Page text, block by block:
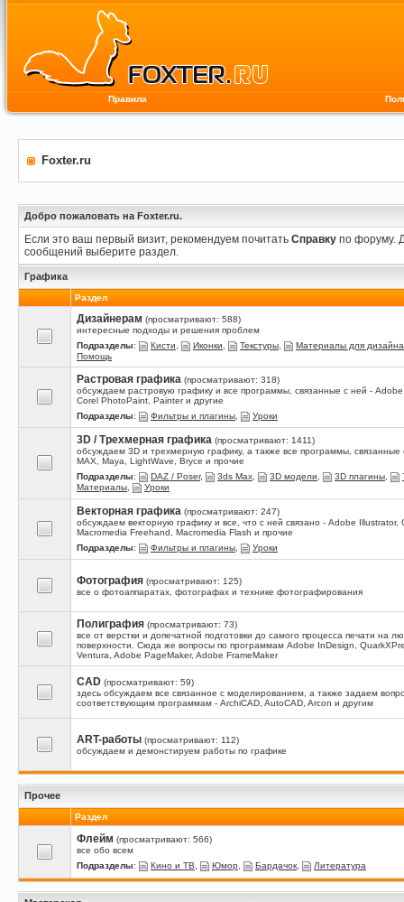
Правила
Foxter.ru
Добро пожаловать на Foxter.ru.
Если это ваш первый визит, рекомендуем почитать Справку по форуму.
сообщений выберите раздел.
Графика
Раздел
Дизайнерам (просматривают: 588)
интересные подходы и решения проблем
Подразделы: Кисти Иконки Текстуры
Материалы для дизайна
Помощь
Растровая графика (просматривают: 318)
обсуждаем растровую графику и все программы, связанные с ней -
Corel PhotoPaint, Painter и другие
Подразделы: Фильтры и плагины Уроки
3D / Трехмерная графика (просматривают: 1411)
обсуждаем 3D и трехмерную графику, а также все программы, связанные
MAX, Maya, LightWave, Bryce и прочие
Подразделы: DAZ / Poser, 3ds Max 3D модели 3D плагины
Материалы
Уроки
Векторная графика (просматривают: 247)
обсуждаем векторную графику и все, что с ней связано - Adobe Illustrator,
Macromedia Freehand, Macromedia Flash и прочие
Подразделы: Фильтры и плагины Уроки
Фотография (просматривают: 125)
все о фотоаппаратах, фотографах и технике фотографирования
Полиграфия (просматривают: 73)
все от верстки и допечатной подготовки до самого процесса печати на
поверхности. Сюда же вопросы по программам Adobe InDesign,
Ventura, Adobe PageMaker, Adobe FrameMaker
CAD (просматривают: 59)
здесь обсуждаем все связанное с моделированием, а также задаем
соответствующим программам - ArchiCAD, AutoCAD, Arcon и другим
ART-работы (просматривают: 112)
обсуждаем и демонстируем работы по графике
Прочее
Раздел
Флейм (просматривают: 566)
все обо всем
Подразделы: Кино и ТВ Юмор Бардачок Литература